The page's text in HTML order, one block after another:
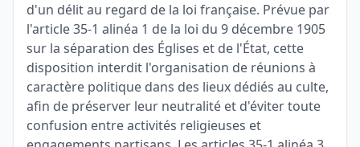
d'un délit au regard de la loi française. Prévue par
l'article 35-1 alinéa 1 de la loi du 9 décembre 1905
sur la séparation des Églises et de l'État, cette
disposition interdit l'organisation de réunions à
caractère politique dans des lieux dédiés au culte,
afin de préserver leur neutralité et d'éviter toute
confusion entre activités religieuses et